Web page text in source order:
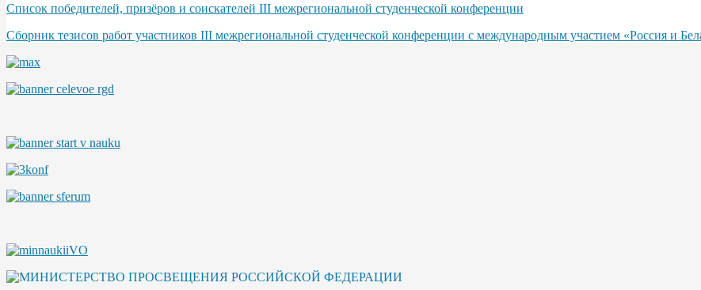
Список победителей, призёров и соискателей III межрегиональной студенческой конференции
Сборник тезисов работ участников III межрегиональной студенческой конференции с международным участием «Россия и